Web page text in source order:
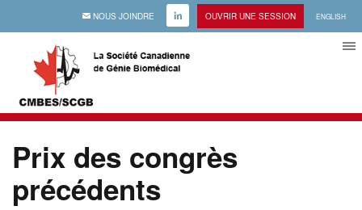
EMAIL NOUS JOINDRE LINKEDIN OUVRIR UNE SESSION ENGLISH
Prix des congrès
précédents